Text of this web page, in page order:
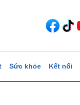
Sức khỏe Kết nối